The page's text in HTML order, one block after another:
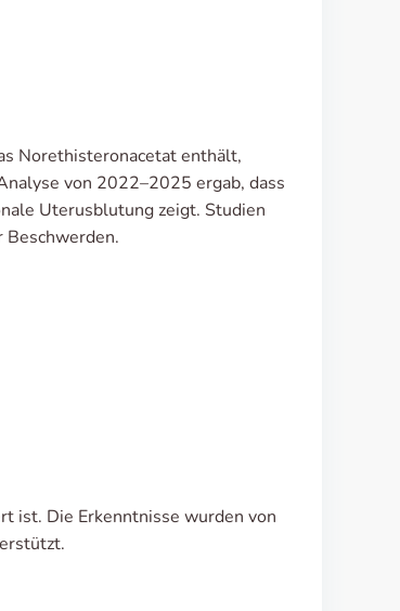
Norethisteronacetat enthält,
von 2022–2025 ergab, dass
Uterusblutung zeigt. Studien
ist. Die Erkenntnisse wurden von